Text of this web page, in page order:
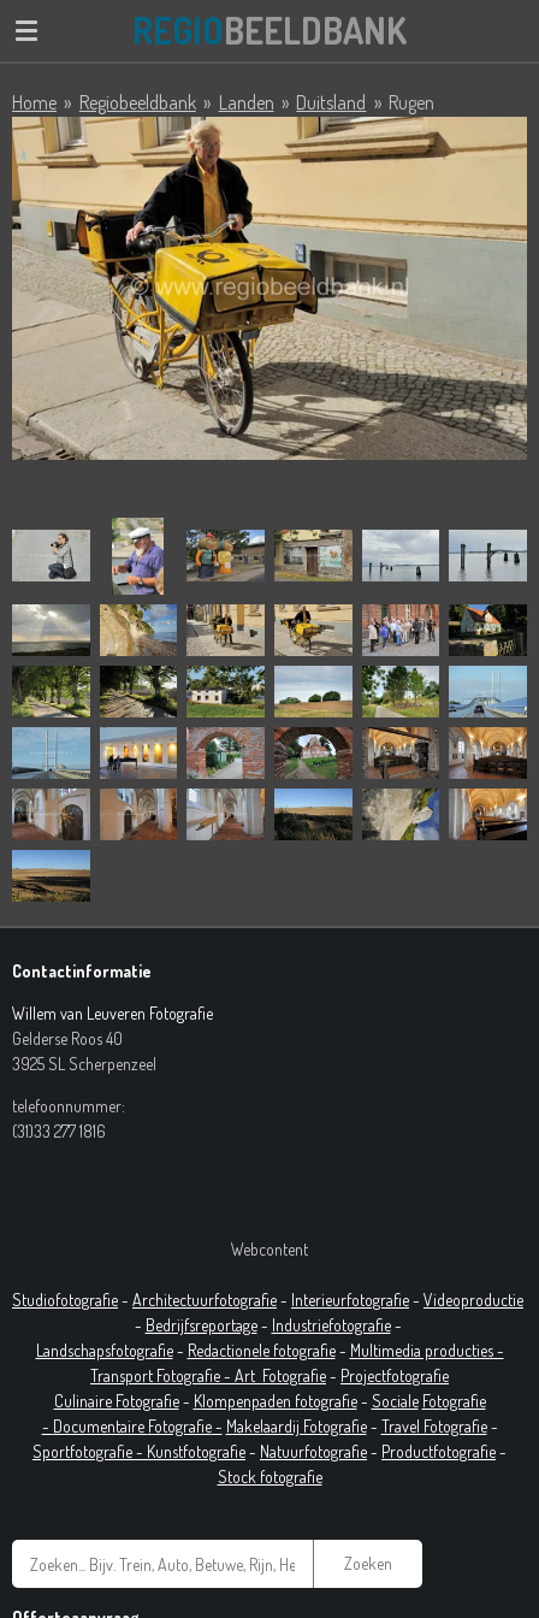
Ga
de
hoofdinhoud
REGIOBEELDBANK
Home » Regiobeeldbank » Landen » Duitsland » Rugen
Contactinformatie
Willem van Leuveren Fotografie
Gelderse Roos 40
3925 SL Scherpenzeel
telefoonnummer:
(31)33 277 1816
Webcontent
Studiofotografie- Architectuurfotografie- Interieurfotografie- Videoproductie
- Bedrijfsreportage- Industriefotografie-
Landschapsfotografie- Redactionele fotografie- Multimedia producties -
Transport Fotografie - Art Fotografie- Projectfotografie
Culinaire Fotografie- Klompenpaden fotografie- Sociale Fotografie
- Documentaire Fotografie- Makelaardij Fotografie- Travel Fotografie-
Sportfotografie - Kunstfotografie- Natuurfotografie- Productfotografie-
Stock fotografie
Zoeken